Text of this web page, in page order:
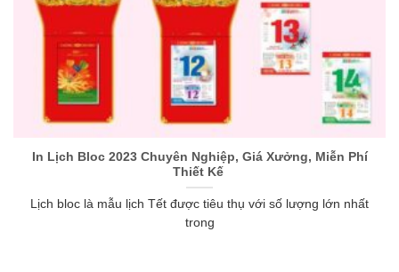
In Lịch Bloc 2023 Chuyên Nghiệp, Giá Xưởng, Miễn Phí
Thiết Kế
Lịch bloc là mẫu lịch Tết được tiêu thụ với số lượng lớn nhất
trong